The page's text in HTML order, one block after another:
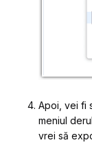
Apoi, vei fi
meniul
vrei să